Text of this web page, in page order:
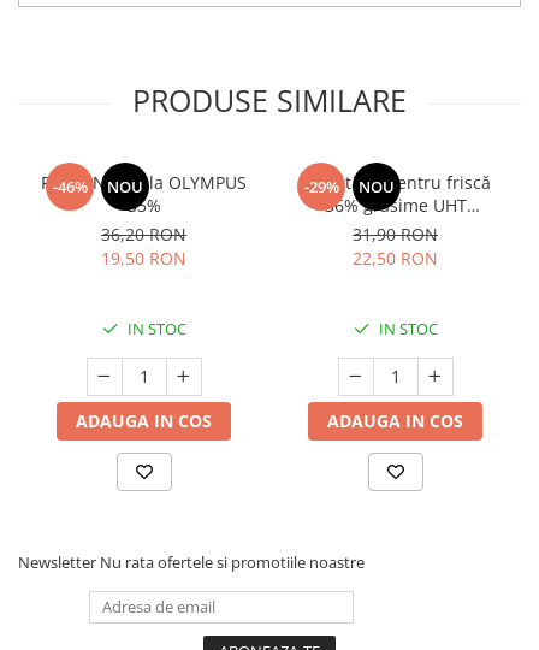
PRODUSE SIMILARE
-46% NOU
Frisca Naturala OLYMPUS
35%
36,20 RON
19,50 RON
IN STOC
ADAUGA IN COS
-29% NOU
Smântână pentru friscă
36% grăsime UHT
MLEKOVITA
31,90 RON
22,50 RON
IN STOC
ADAUGA IN COS
Newsletter Nu rata ofertele si promotiile noastre